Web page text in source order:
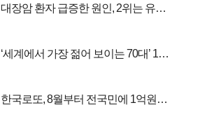
대장암 환자 급증한 원인, 2위는 유산
‘세계에서 가장 젊어 보이는 70대’ 1위
한국로또, 8월부터 전국민에 1억원씩